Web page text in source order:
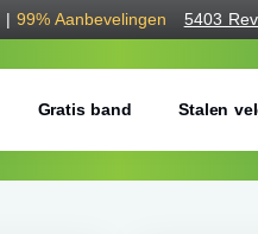
| 99% Aanbevelingen 5403
Gratis band Stalen